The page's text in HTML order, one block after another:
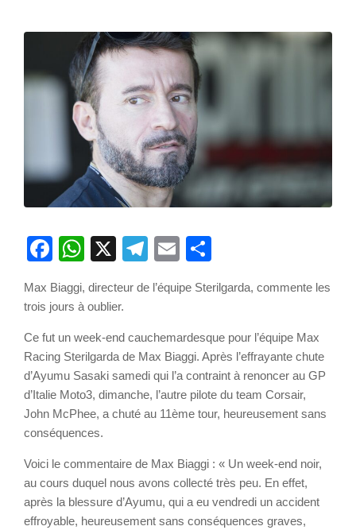
Facebook
WhatsApp
X Telegram
Email
Max Biaggi, directeur de l’équipe Sterilgarda, commente les
trois jours à oublier.
Ce fut un week-end cauchemardesque pour l’équipe Max
Racing Sterilgarda de Max Biaggi. Après l’effrayante chute
d’Ayumu Sasaki samedi qui l’a contraint à renoncer au GP
d’Italie Moto3, dimanche, l’autre pilote du team Corsair,
John McPhee, a chuté au 11ème tour, heureusement sans
conséquences.
Voici le commentaire de Max Biaggi : « Un week-end noir,
au cours duquel nous avons collecté très peu. En effet,
après la blessure d’Ayumu, qui a eu vendredi un accident
effroyable, heureusement sans conséquences graves,